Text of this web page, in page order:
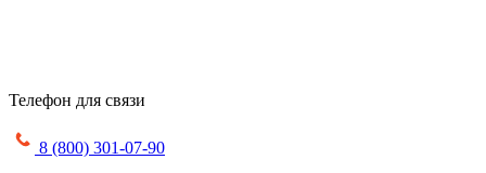
Телефон для связи
8 (800) 301-07-90